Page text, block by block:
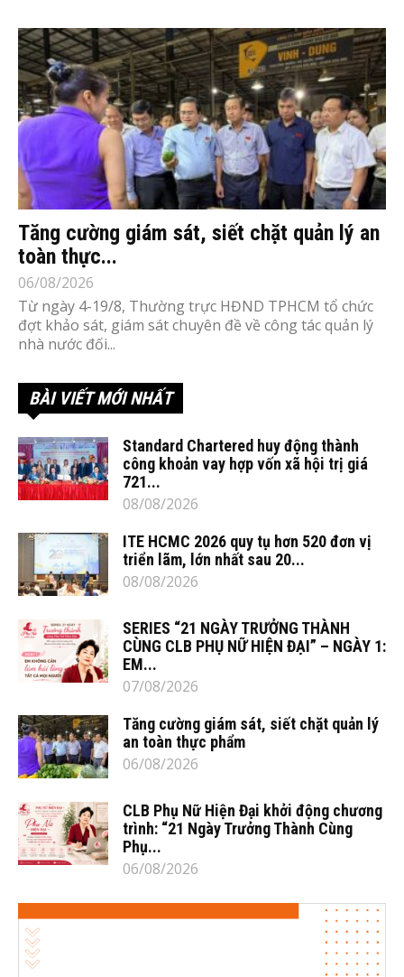
Tăng cường giám sát, siết chặt quản lý an
toàn thực...
06/08/2026
Từ ngày 4-19/8, Thường trực HĐND TPHCM tổ chức
đợt khảo sát, giám sát chuyên đề về công tác quản lý
nhà nước đối...
BÀI VIẾT MỚI NHẤT
Standard Chartered huy động thành
công khoản vay hợp vốn xã hội trị giá
721...
08/08/2026
ITE HCMC 2026 quy tụ hơn 520 đơn vị
triển lãm, lớn nhất sau 20...
08/08/2026
SERIES “21 NGÀY TRƯỞNG THÀNH
CÙNG CLB PHỤ NỮ HIỆN ĐẠI” – NGÀY 1:
EM...
07/08/2026
Tăng cường giám sát, siết chặt quản lý
an toàn thực phẩm
06/08/2026
CLB Phụ Nữ Hiện Đại khởi động chương
trình: “21 Ngày Trưởng Thành Cùng
Phụ...
06/08/2026